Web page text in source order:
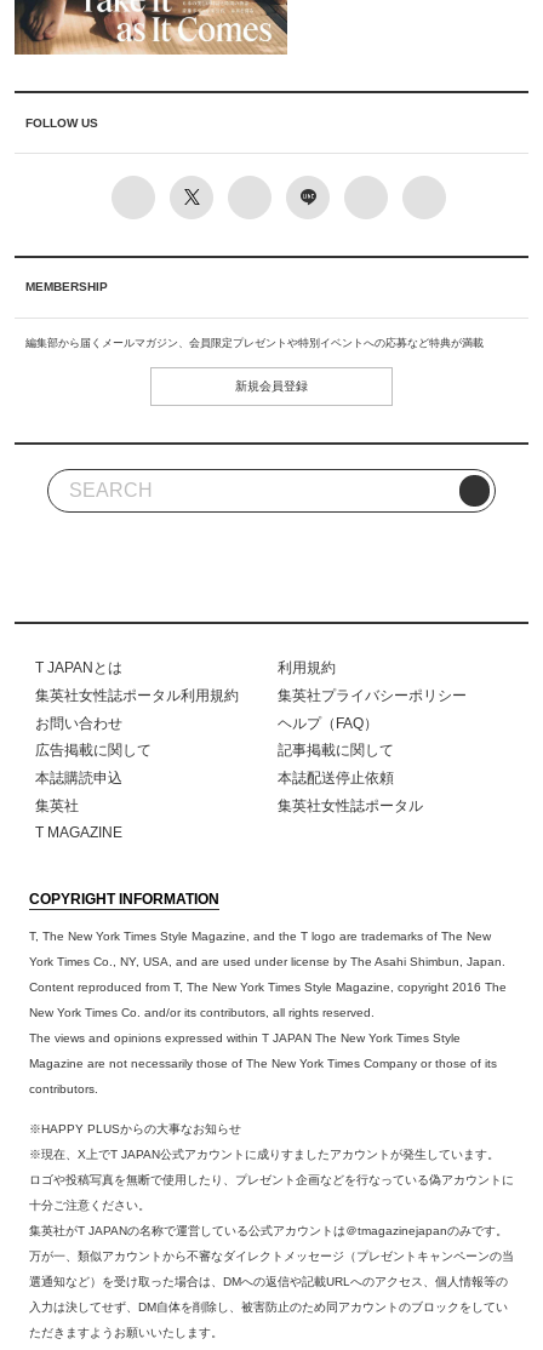
FOLLOW US
MEMBERSHIP
編集部から届くメールマガジン、会員限定プレゼントや特別イベントへの応募など特典が満載
新規会員登録
T JAPANとは
利用規約
集英社女性誌ポータル利用規約
集英社プライバシーポリシー
お問い合わせ
ヘルプ（FAQ）
広告掲載に関して
記事掲載に関して
本誌購読申込
本誌配送停止依頼
集英社
集英社女性誌ポータル
T MAGAZINE
COPYRIGHT INFORMATION
T, The New York Times Style Magazine, and the T logo are trademarks of The New
York Times Co., NY, USA, and are used under license by The Asahi Shimbun, Japan.
Content reproduced from T, The New York Times Style Magazine, copyright 2016 The
New York Times Co. and/or its contributors, all rights reserved.
The views and opinions expressed within T JAPAN The New York Times Style
Magazine are not necessarily those of The New York Times Company or those of its
contributors.
※HAPPY PLUSからの大事なお知らせ
※現在、X上でT JAPAN公式アカウントに成りすましたアカウントが発生しています。
ロゴや投稿写真を無断で使用したり、プレゼント企画などを行なっている偽アカウントに
十分ご注意ください。
集英社がT JAPANの名称で運営している公式アカウントは＠tmagazinejapanのみです。
万が一、類似アカウントから不審なダイレクトメッセージ（プレゼントキャンペーンの当
選通知など）を受け取った場合は、DMへの返信や記載URLへのアクセス、個人情報等の
入力は決してせず、DM自体を削除し、被害防止のため同アカウントのブロックをしてい
ただきますようお願いいたします。